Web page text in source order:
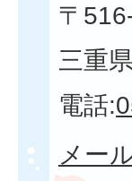
〒
三重
電話:
メー